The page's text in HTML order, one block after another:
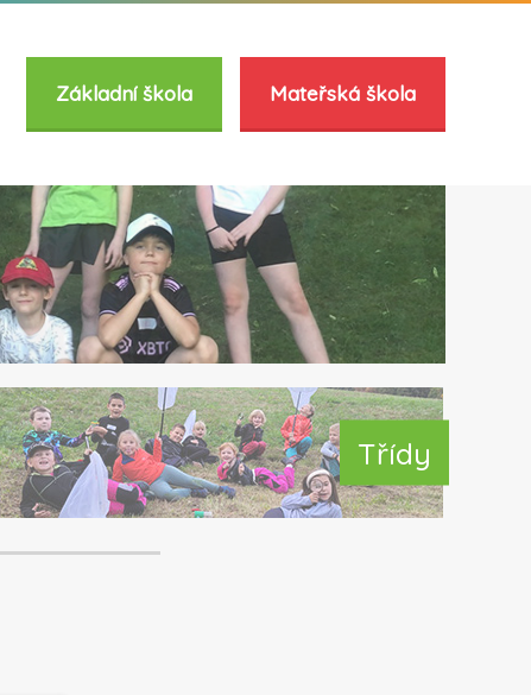
Základní škola Mateřská škola
Třídy